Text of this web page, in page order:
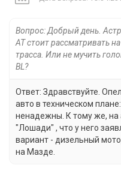
Вопрос: Добрый день.
АТ стоит рассматривать
трасса. Или не мучить
BL?
Ответ: Здравствуйте.
авто в техническом
ненадежны. К тому же, на
"Лошади" , что у него
вариант - дизельный
на Мазде.